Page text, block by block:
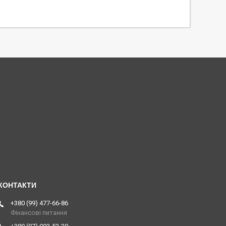
+380 (99) 477-66-86
Фінансові питання